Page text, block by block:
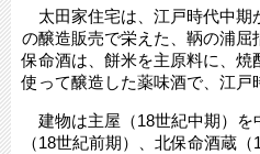
太田家住宅は、江戸時代中期
の醸造販売で栄えた、鞆の浦屈
保命酒は、餅米を主原料に、焼
使って醸造した薬味酒で、江戸
建物は主屋（18世紀中期）を
（18世紀前期）、北保命酒蔵